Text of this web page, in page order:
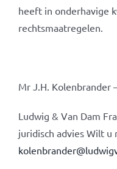
heeft in onderhavige
rechtsmaatregelen.
Mr J.H. Kolenbrander
Ludwig & Van Dam
juridisch advies Wilt u